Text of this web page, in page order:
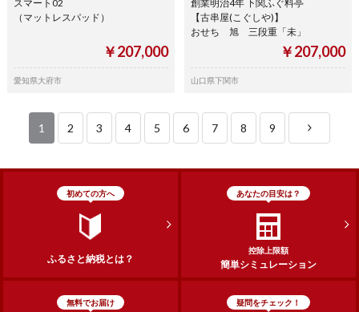
スマート02
（マットレスパッド）
￥207,000
愛知県大府市
創業明治4年 下関ふぐ料亭
【古串屋(こぐしや)】
おせち 旭 三段重「未」
￥207,000
山口県下関市
1 2 3 4 5 6 7 8 9
初めての方へ
ふるさと納税とは？
あなたの目安は？
控除上限額
簡単シミュレーション
無料でお届け 疑問をチェック！